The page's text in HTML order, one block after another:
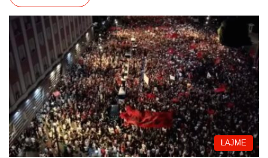
LAJME